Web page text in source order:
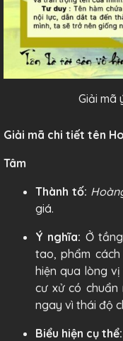
Giải mã
Giải mã chi tiết tên
Tâm
Thành tố:
giá.
Ý nghĩa: Ở
tao, phẩm
hiện qua lòng
cư xử có
ngay vì thái độ
Biểu hiện cụ thể: